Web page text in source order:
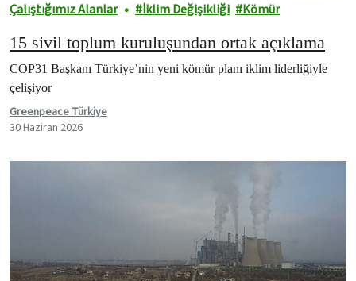
Çalıştığımız Alanlar İklim Değişikliği Kömür
15 sivil toplum kuruluşundan ortak açıklama
COP31 Başkanı Türkiye’nin yeni kömür planı iklim liderliğiyle
çelişiyor
Greenpeace Türkiye
30 Haziran 2026